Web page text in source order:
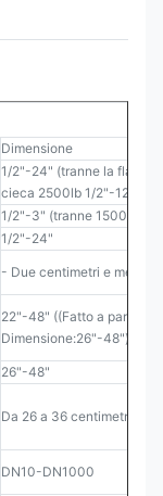
Dimensione
1/2"-24" (tranne la flangia
cieca 2500lb 1/2"-12")
1/2"-3" (tranne 1500)
1/2"-24"
- Due centimetri e mezzo.
22"-48" ((Fatto a parte
Dimensione:26"-48")
26"-48"
Da 26 a 36 centimetri.
DN10-DN1000